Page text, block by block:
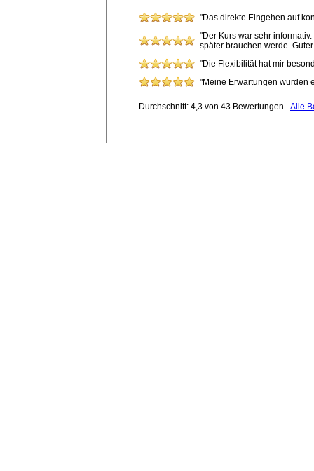
"Das direkte Eingehen auf
"Der Kurs war sehr
später brauchen werde.
"Die Flexibilität hat mir
"Meine Erwartungen wurden
Durchschnitt: 4,3 von 43 Bewertungen Alle